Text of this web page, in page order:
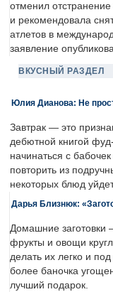
отменил
и рекомендовала
атлетов в
заявление
ВКУСНЫЙ РАЗДЕЛ
Юлия Дианова: Не
Завтрак — это
дебютной книгой
начинаться с
повторить из
некоторых блюд
Дарья Близнюк:
Домашние заготовки
фрукты и овощи
делать их легко и
более баночка
лучший подарок.